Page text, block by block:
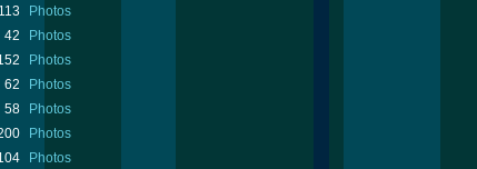
113
Photos
42
Photos
Photos
62
Photos
58
Photos
Photos
Photos